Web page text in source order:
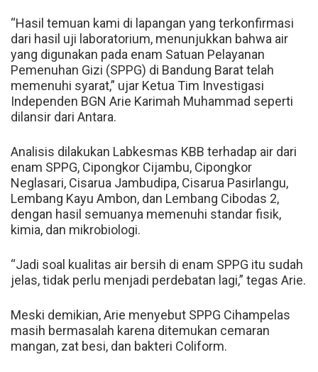
“Hasil temuan kami di lapangan yang terkonfirmasi
dari hasil uji laboratorium, menunjukkan bahwa air
yang digunakan pada enam Satuan Pelayanan
Pemenuhan Gizi (SPPG) di Bandung Barat telah
memenuhi syarat,” ujar Ketua Tim Investigasi
Independen BGN Arie Karimah Muhammad seperti
dilansir dari Antara.
Analisis dilakukan Labkesmas KBB terhadap air dari
enam SPPG, Cipongkor Cijambu, Cipongkor
Neglasari, Cisarua Jambudipa, Cisarua Pasirlangu,
Lembang Kayu Ambon, dan Lembang Cibodas 2,
dengan hasil semuanya memenuhi standar fisik,
kimia, dan mikrobiologi.
“Jadi soal kualitas air bersih di enam SPPG itu sudah
jelas, tidak perlu menjadi perdebatan lagi,” tegas Arie.
Meski demikian, Arie menyebut SPPG Cihampelas
masih bermasalah karena ditemukan cemaran
mangan, zat besi, dan bakteri Coliform.